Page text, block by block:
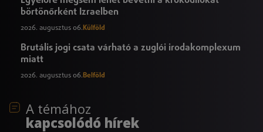
börtönőrként Izraelben
2026. augusztus 06. Külföld
Brutális jogi csata várható a zuglói irodakomplexum
miatt
2026. augusztus 06.Belföld
A témához
kapcsolódó hírek